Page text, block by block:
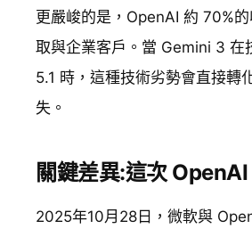
更嚴峻的是，OpenAI 約 70%
取與企業客戶。當 Gemini 3 在
5.1 時，這種技術劣勢會直接轉
失。
關鍵差異:這次
2025年10月28日，微軟與